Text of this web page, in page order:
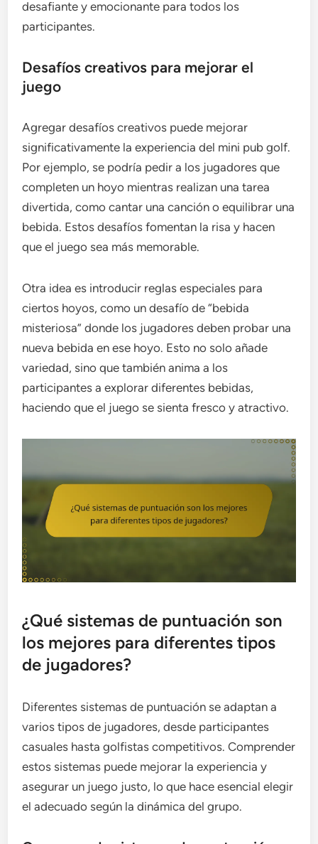
desafiante y emocionante para todos los
participantes.
Desafíos creativos para mejorar el
juego
Agregar desafíos creativos puede mejorar
significativamente la experiencia del mini pub golf.
Por ejemplo, se podría pedir a los jugadores que
completen un hoyo mientras realizan una tarea
divertida, como cantar una canción o equilibrar una
bebida. Estos desafíos fomentan la risa y hacen
que el juego sea más memorable.
Otra idea es introducir reglas especiales para
ciertos hoyos, como un desafío de “bebida
misteriosa” donde los jugadores deben probar una
nueva bebida en ese hoyo. Esto no solo añade
variedad, sino que también anima a los
participantes a explorar diferentes bebidas,
haciendo que el juego se sienta fresco y atractivo.
¿Qué sistemas de puntuación son
los mejores para diferentes tipos
de jugadores?
Diferentes sistemas de puntuación se adaptan a
varios tipos de jugadores, desde participantes
casuales hasta golfistas competitivos. Comprender
estos sistemas puede mejorar la experiencia y
asegurar un juego justo, lo que hace esencial elegir
el adecuado según la dinámica del grupo.